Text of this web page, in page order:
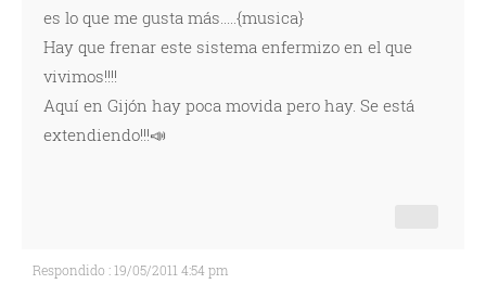
es lo que me gusta más.....{musica}
Hay que frenar este sistema enfermizo en el que
vivimos!!!!
Aquí en Gijón hay poca movida pero hay. Se está
extendiendo!!!📣
Respondido : 19/05/2011 4:54 pm